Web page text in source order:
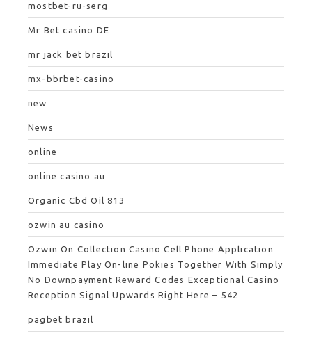
mostbet-ru-serg
Mr Bet casino DE
mr jack bet brazil
mx-bbrbet-casino
new
News
online
online casino au
Organic Cbd Oil 813
ozwin au casino
Ozwin On Collection Casino Cell Phone Application
Immediate Play On-line Pokies Together With Simply
No Downpayment Reward Codes Exceptional Casino
Reception Signal Upwards Right Here – 542
pagbet brazil